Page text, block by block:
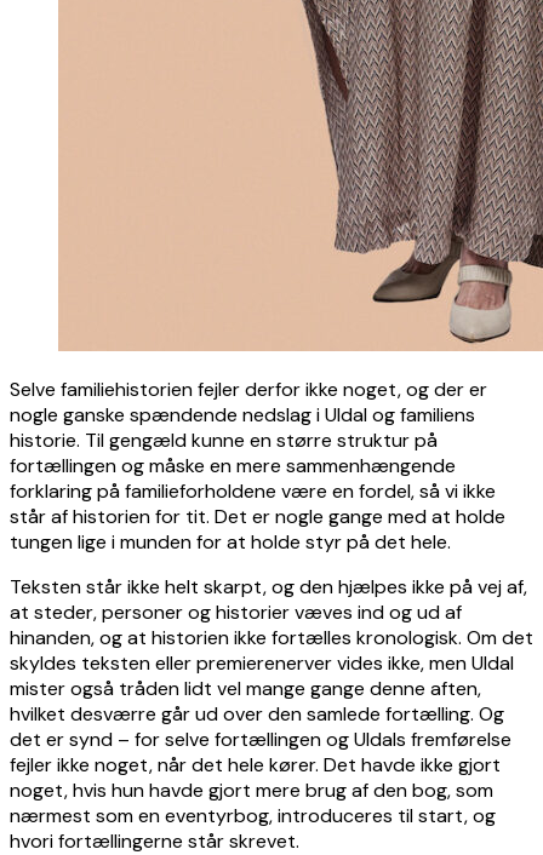
Selve familiehistorien fejler derfor ikke noget, og der er
nogle ganske spændende nedslag i Uldal og familiens
historie. Til gengæld kunne en større struktur på
fortællingen og måske en mere sammenhængende
forklaring på familieforholdene være en fordel, så vi ikke
står af historien for tit. Det er nogle gange med at holde
tungen lige i munden for at holde styr på det hele.
Teksten står ikke helt skarpt, og den hjælpes ikke på vej af,
at steder, personer og historier væves ind og ud af
hinanden, og at historien ikke fortælles kronologisk. Om det
skyldes teksten eller premierenerver vides ikke, men Uldal
mister også tråden lidt vel mange gange denne aften,
hvilket desværre går ud over den samlede fortælling. Og
det er synd – for selve fortællingen og Uldals fremførelse
fejler ikke noget, når det hele kører. Det havde ikke gjort
noget, hvis hun havde gjort mere brug af den bog, som
nærmest som en eventyrbog, introduceres til start, og
hvori fortællingerne står skrevet.